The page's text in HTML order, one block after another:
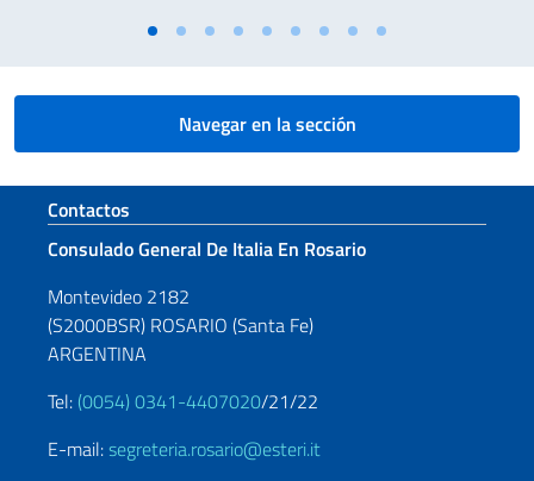
Navegar en la sección
Sezione footer
Contactos
Consulado General De Italia En Rosario
Montevideo 2182
(S2000BSR) ROSARIO (Santa Fe)
ARGENTINA
Tel: (0054) 0341-4407020/21/22
E-mail:segreteria.rosario@esteri.it